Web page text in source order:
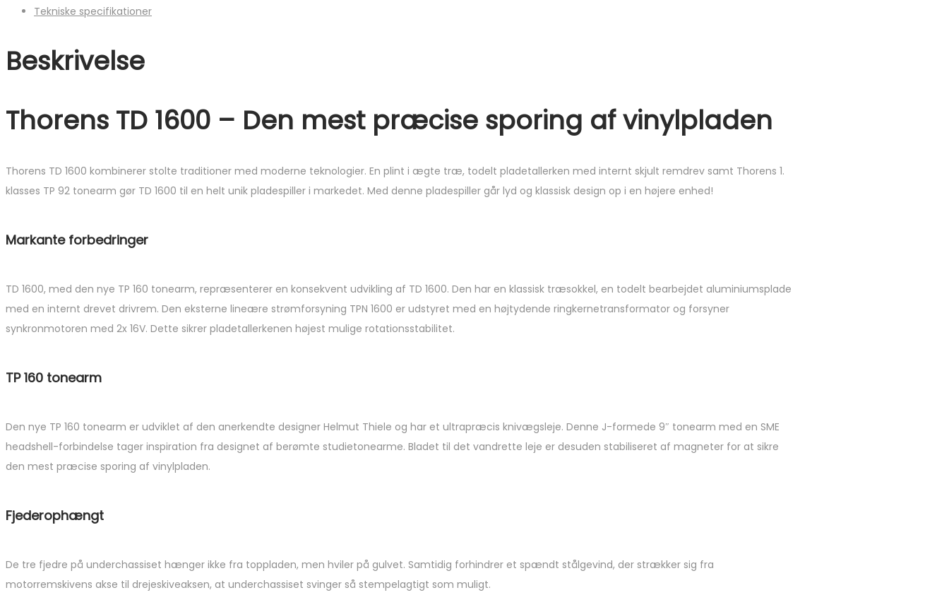
Tekniske specifikationer
Beskrivelse
Thorens TD 1600 – Den mest præcise sporing af vinylpladen
Thorens TD 1600 kombinerer stolte traditioner med moderne teknologier. En plint i ægte træ, todelt pladetallerken med internt skjult remdrev samt Thorens 1.
klasses TP 92 tonearm gør TD 1600 til en helt unik pladespiller i markedet. Med denne pladespiller går lyd og klassisk design op i en højere enhed!
Markante forbedringer
TD 1600, med den nye TP 160 tonearm, repræsenterer en konsekvent udvikling af TD 1600. Den har en klassisk træsokkel, en todelt bearbejdet aluminiumsplade
med en internt drevet drivrem. Den eksterne lineære strømforsyning TPN 1600 er udstyret med en højtydende ringkernetransformator og forsyner
synkronmotoren med 2x 16V. Dette sikrer pladetallerkenen højest mulige rotationsstabilitet.
TP 160 tonearm
Den nye TP 160 tonearm er udviklet af den anerkendte designer Helmut Thiele og har et ultrapræcis knivægsleje. Denne J-formede 9″ tonearm med en SME
headshell-forbindelse tager inspiration fra designet af berømte studietonearme. Bladet til det vandrette leje er desuden stabiliseret af magneter for at sikre
den mest præcise sporing af vinylpladen.
Fjederophængt
De tre fjedre på underchassiset hænger ikke fra toppladen, men hviler på gulvet. Samtidig forhindrer et spændt stålgevind, der strækker sig fra
motorremskivens akse til drejeskiveaksen, at underchassiset svinger så stempelagtigt som muligt.